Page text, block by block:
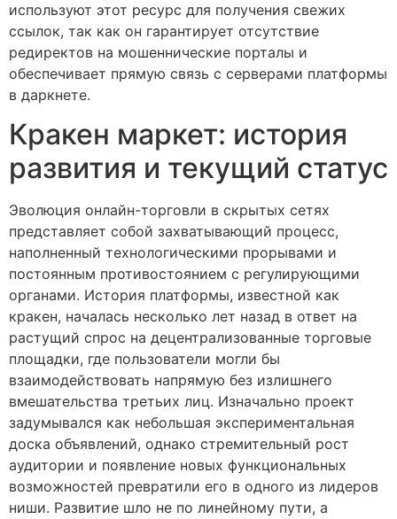
используют этот ресурс для получения свежих
ссылок, так как он гарантирует отсутствие
редиректов на мошеннические порталы и
обеспечивает прямую связь с серверами платформы
в даркнете.
Кракен маркет: история
развития и текущий статус
Эволюция онлайн-торговли в скрытых сетях
представляет собой захватывающий процесс,
наполненный технологическими прорывами и
постоянным противостоянием с регулирующими
органами. История платформы, известной как
кракен, началась несколько лет назад в ответ на
растущий спрос на децентрализованные торговые
площадки, где пользователи могли бы
взаимодействовать напрямую без излишнего
вмешательства третьих лиц. Изначально проект
задумывался как небольшая экспериментальная
доска объявлений, однако стремительный рост
аудитории и появление новых функциональных
возможностей превратили его в одного из лидеров
ниши. Развитие шло не по линейному пути, а